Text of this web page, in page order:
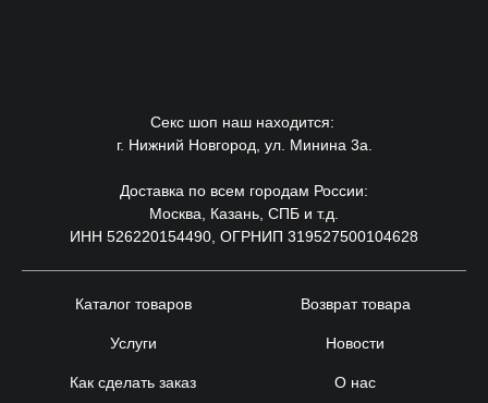
Секс шоп наш находится:
г. Нижний Новгород, ул. Минина 3а.
Доставка по всем городам России:
Москва, Казань, СПБ и т.д.
ИНН 526220154490, ОГРНИП 319527500104628
Каталог товаров
Услуги
Как сделать заказ
Возврат товара
Новости
О нас